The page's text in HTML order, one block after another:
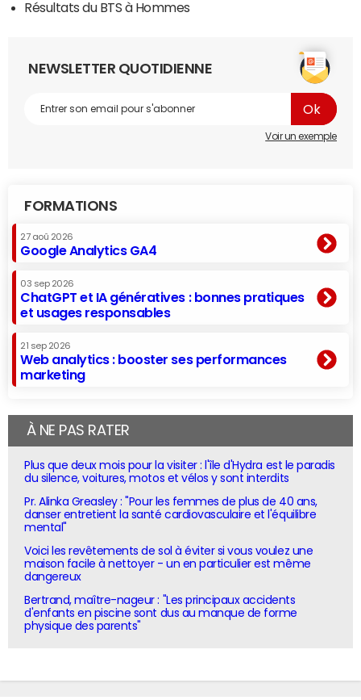
Résultats du BTS à Hommes
NEWSLETTER QUOTIDIENNE
Voir un exemple
FORMATIONS
27 aoû 2026
Google Analytics GA4
03 sep 2026
ChatGPT et IA génératives : bonnes pratiques
et usages responsables
21 sep 2026
Web analytics : booster ses performances
marketing
À NE PAS RATER
Plus que deux mois pour la visiter : l'île d'Hydra est le paradis
du silence, voitures, motos et vélos y sont interdits
Pr. Alinka Greasley : "Pour les femmes de plus de 40 ans,
danser entretient la santé cardiovasculaire et l'équilibre
mental"
Voici les revêtements de sol à éviter si vous voulez une
maison facile à nettoyer - un en particulier est même
dangereux
Bertrand, maître-nageur : "Les principaux accidents
d'enfants en piscine sont dus au manque de forme
physique des parents"